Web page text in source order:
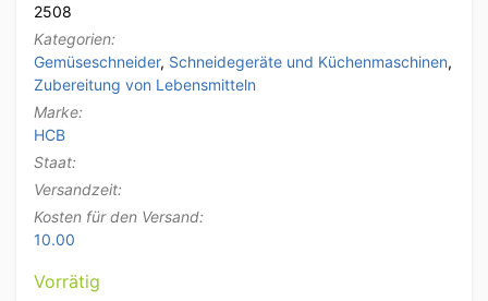
2508
Kategorien:
Gemüseschneider, Schneidegeräte und Küchenmaschinen,
Zubereitung von Lebensmitteln
Marke:
HCB
Staat:
Versandzeit:
Kosten für den Versand:
10.00
Vorrätig